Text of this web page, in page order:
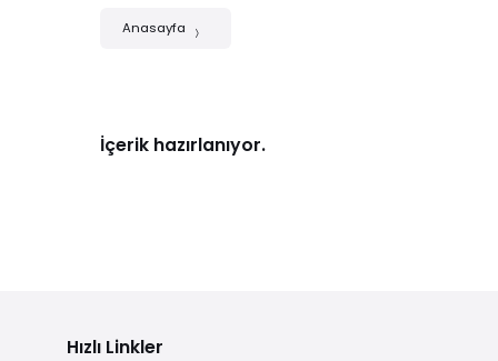
Anasayfa
İçerik hazırlanıyor.
Hızlı Linkler